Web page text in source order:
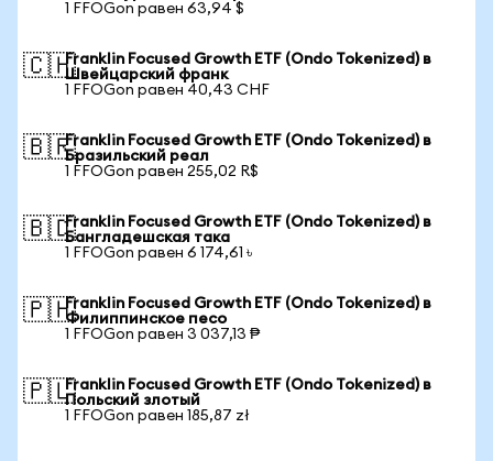
1 FFOGon равен 63,94 $
🇨🇭Franklin Focused Growth ETF (Ondo Tokenized) в
Швейцарский франк
1 FFOGon равен 40,43 CHF
🇧🇷Franklin Focused Growth ETF (Ondo Tokenized) в
Бразильский реал
1 FFOGon равен 255,02 R$
🇧🇩Franklin Focused Growth ETF (Ondo Tokenized) в
Бангладешская така
1 FFOGon равен 6 174,61 ৳
🇵🇭Franklin Focused Growth ETF (Ondo Tokenized) в
Филиппинское песо
1 FFOGon равен 3 037,13 ₱
🇵🇱Franklin Focused Growth ETF (Ondo Tokenized) в
Польский злотый
1 FFOGon равен 185,87 zł